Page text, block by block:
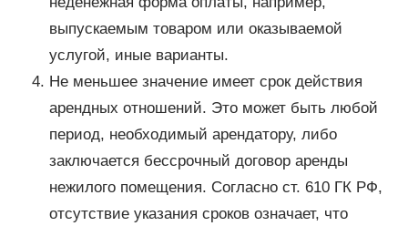
выпускаемым товаром или оказываемой
услугой, иные варианты.
Не меньшее значение имеет срок действия
арендных отношений. Это может быть любой
период, необходимый арендатору, либо
заключается бессрочный договор аренды
нежилого помещения. Согласно ст. 610 ГК РФ,
отсутствие указания сроков означает, что